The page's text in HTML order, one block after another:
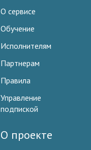
О сервисе
Обучение
Исполнителям
Партнерам
Правила
Управление
подпиской
О проекте